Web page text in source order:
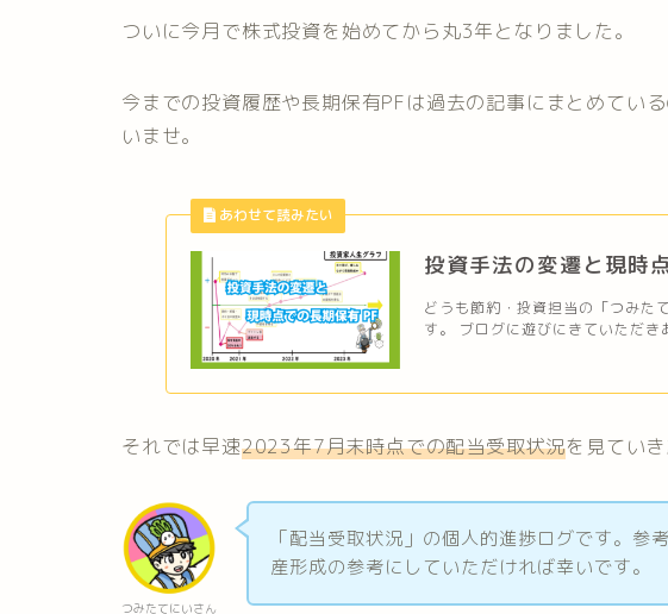
ついに今月で株式投資を始めてから丸3年となりました。
今までの投資履歴や長期保有PFは過去の記事にまとめてい
いませ。
投資手法の変遷と現時
どうも節約・投資担当の「つみ
す。 ブログに遊びにきていただき
それでは早速2023年7月末時点での配当受取状況を見てい
つみたてにいさん
「配当受取状況」の個人的進捗ログです。参
産形成の参考にしていただければ幸いです。